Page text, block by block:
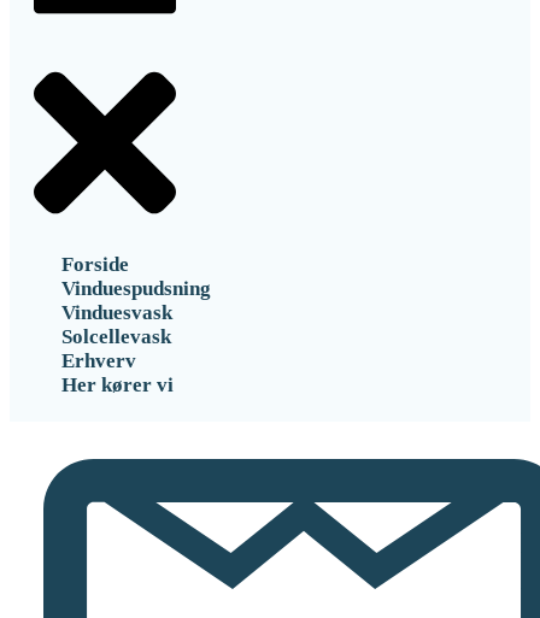
Forside
Vinduespudsning
Vinduesvask
Solcellevask
Erhverv
Her kører vi